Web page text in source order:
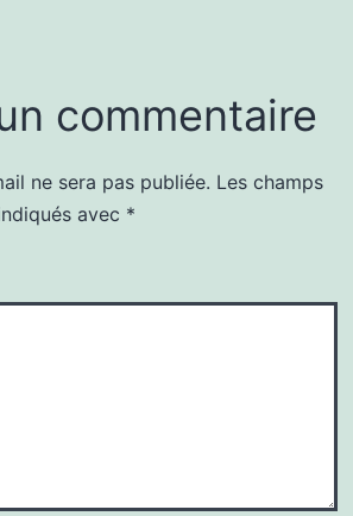
commentaire
ne sera pas publiée. Les champs
avec *